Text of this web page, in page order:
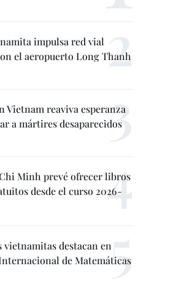
impulsa red vial
el aeropuerto Long Thanh
Vietnam reaviva esperanza
a mártires desaparecidos
Minh prevé ofrecer libros
desde el curso 2026-
vietnamitas destacan en
de Matemáticas